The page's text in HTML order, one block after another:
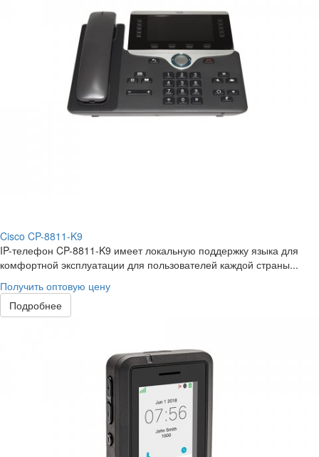
Cisco CP-8811-K9
IP-телефон CP-8811-K9 имеет локальную поддержку языка для
комфортной эксплуатации для пользователей каждой страны...
Получить оптовую цену
Подробнее